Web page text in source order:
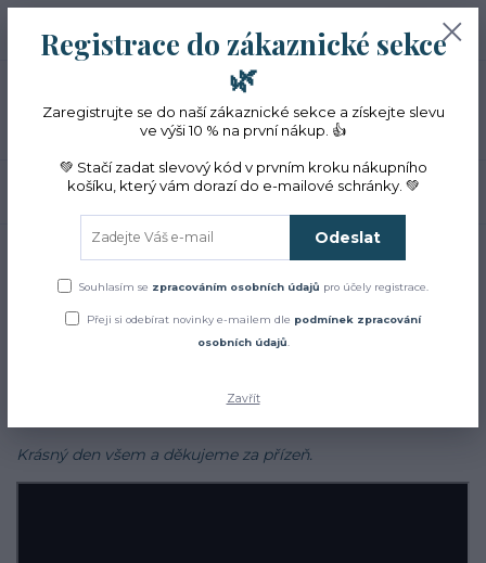
Menu
CZK
Hledat
(Po-Pá, 10-16 hod.)
0ks
0 Kč
Úvod
Blog
Zajímá Vás jak to u nás chodí?
Krásný den všem a děkujeme za přízeň.
Registrace do zákaznické sekce
🌿
Zaregistrujte se do naší zákaznické sekce a získejte slevu
ve výši 10 % na první nákup. 👍
💚 Stačí zadat slevový kód v prvním kroku nákupního
košíku, který vám dorazí do e-mailové schránky. 💚
Odeslat
Souhlasím se zpracováním osobních údajů pro účely registrace.
Přeji si odebírat novinky e-mailem dle podmínek zpracování
osobních údajů
Zavřít